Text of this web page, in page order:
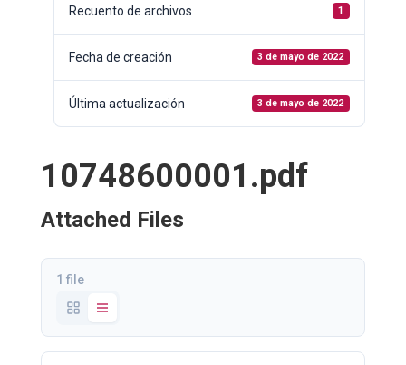
Recuento de archivos 1
Fecha de creación 3 de mayo de 2022
Última actualización 3 de mayo de 2022
10748600001.pdf
Attached Files
1 file